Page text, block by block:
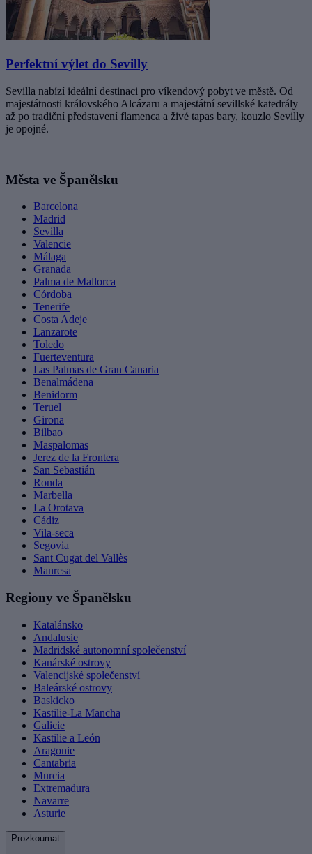
Perfektní výlet do Sevilly
Sevilla nabízí ideální destinaci pro víkendový pobyt ve městě. Od
majestátnosti královského Alcázaru a majestátní sevillské katedrály
až po tradiční představení flamenca a živé tapas bary, kouzlo Sevilly
je opojné.
Města ve Španělsku
Barcelona
Madrid
Sevilla
Valencie
Málaga
Granada
Palma de Mallorca
Córdoba
Tenerife
Costa Adeje
Lanzarote
Toledo
Fuerteventura
Las Palmas de Gran Canaria
Benalmádena
Benidorm
Teruel
Girona
Bilbao
Maspalomas
Jerez de la Frontera
San Sebastián
Ronda
Marbella
La Orotava
Cádiz
Vila-seca
Segovia
Sant Cugat del Vallès
Manresa
Regiony ve Španělsku
Katalánsko
Andalusie
Madridské autonomní společenství
Kanárské ostrovy
Valencijské společenství
Baleárské ostrovy
Baskicko
Kastilie-La Mancha
Galicie
Kastilie a León
Aragonie
Cantabria
Murcia
Extremadura
Navarre
Asturie
Prozkoumat